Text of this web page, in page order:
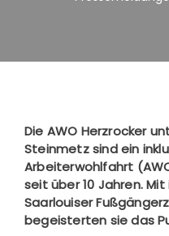
Die AWO Herzrocker
Steinmetz sind ein
Arbeiterwohlfahrt
seit über 10 Jahren.
Saarlouiser
begeisterten sie das